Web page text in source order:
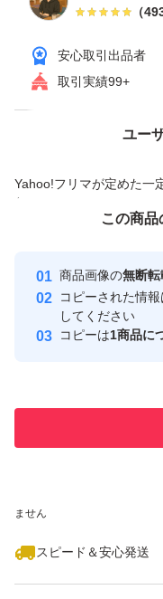
●ノンシリコン、サル
ー処方
ヒマワリ花エキス
EA、ラウロイルサル
※ゆがみ：うねり・く
[梱包・配送について]
●ポスト投函
（
安心取引出品者
取引実績99+
ユー
Yahoo!フリマが定めた一
付与しています
安心取引出品者
取引実績
ません
スピード＆安心発送
価格の相談
この商
商品画像の無断
コピーされた情報
してください
コピーは1商品に
この商品をみている